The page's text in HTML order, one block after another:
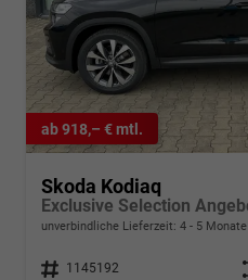
ab 918,– € mtl.
Skoda Kodiaq
unverbindliche Lieferzeit: 4 - 5 Monate
Fahrzeugnr. 1145192